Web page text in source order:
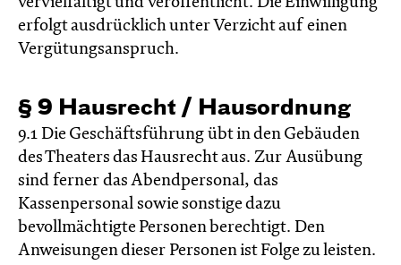
erfolgt ausdrücklich unter Verzicht auf einen
Vergütungsanspruch.
§ 9 Hausrecht / Hausordnung
9.1 Die Geschäftsführung übt in den Gebäuden
des Theaters das Hausrecht aus. Zur Ausübung
sind ferner das Abendpersonal, das
Kassenpersonal sowie sonstige dazu
bevollmächtigte Personen berechtigt. Den
Anweisungen dieser Personen ist Folge zu leisten.